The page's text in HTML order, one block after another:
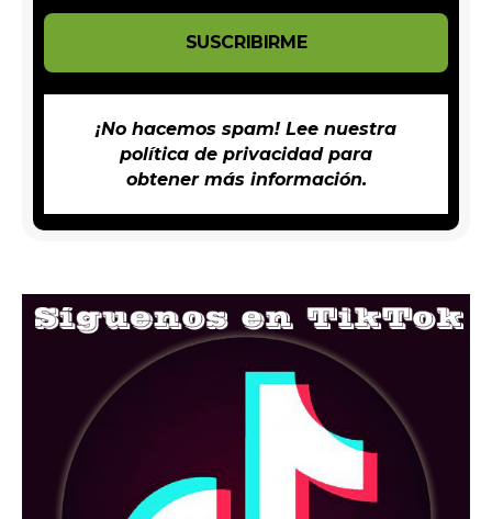
¡No hacemos spam! Lee nuestra
política de privacidadpara
obtener más información.